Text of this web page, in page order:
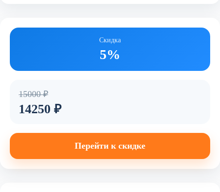
Скидка
5%
15000 ₽
14250 ₽
Перейти к скидке